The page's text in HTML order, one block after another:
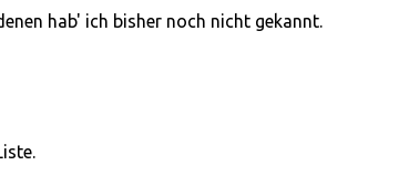
hab' ich bisher noch nicht gekannt.